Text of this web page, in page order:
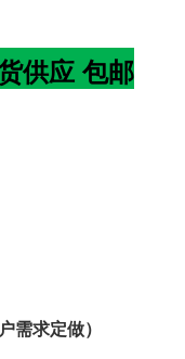
供应 包邮
需求定做）